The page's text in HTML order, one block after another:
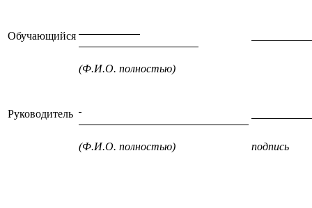
Обучающийся
(Ф.И.О. полностью)
Руководитель
(Ф.И.О. полностью) подпись